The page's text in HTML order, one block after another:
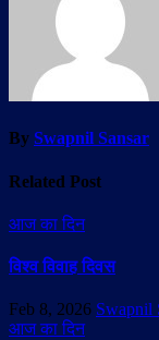
By Swapnil Sansar
Related Post
आज का दिन
विश्व विवाह दिवस
Feb 8, 2026 Swapnil
आज का दिन